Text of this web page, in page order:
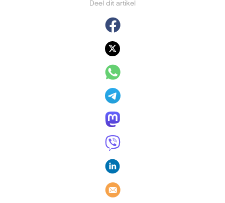
Deel dit artikel